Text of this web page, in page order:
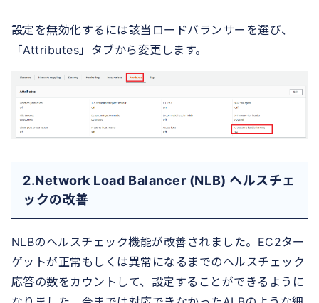
設定を無効化するには該当ロードバランサーを選び、
「Attributes」タブから変更します。
2.Network Load Balancer (NLB) ヘルスチェ
ックの改善
NLBのヘルスチェック機能が改善されました。EC2ター
ゲットが正常もしくは異常になるまでのヘルスチェック
応答の数をカウントして、設定することができるように